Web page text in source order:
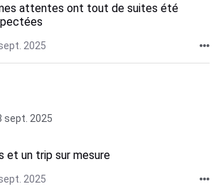
attentes ont tout de suites été
2025
sept. 2025
et un trip sur mesure
2025